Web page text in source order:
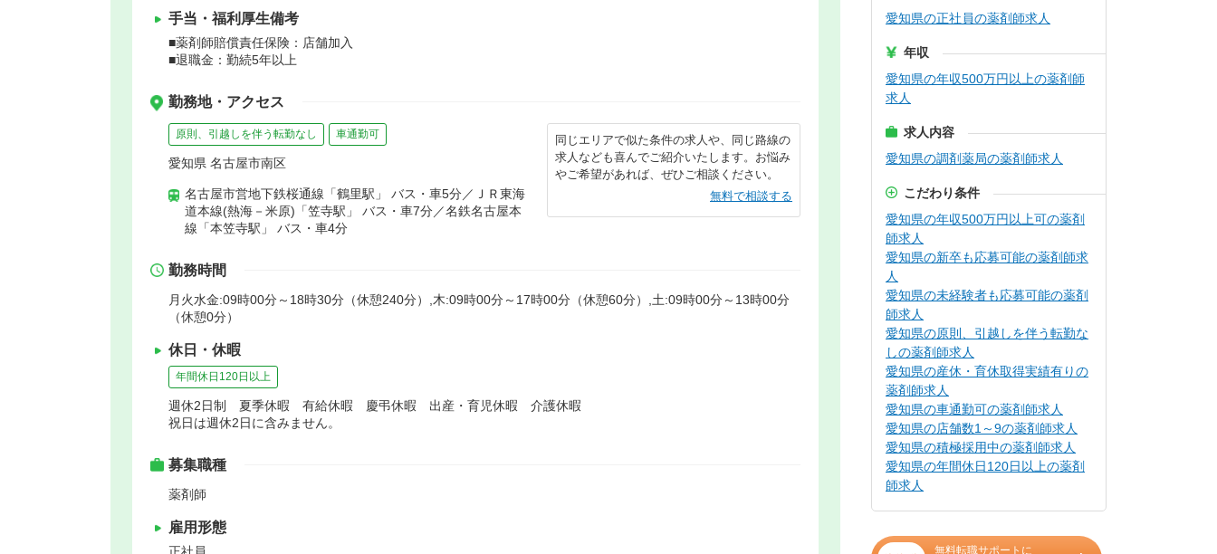
手当・福利厚生備考
■薬剤師賠償責任保険：店舗加入
■退職金：勤続5年以上
勤務地・アクセス
原則、引越しを伴う転勤なし 車通勤可
愛知県 名古屋市南区
名古屋市営地下鉄桜通線「鶴里駅」 バス・車5分／ＪＲ東海
道本線(熱海－米原)「笠寺駅」 バス・車7分／名鉄名古屋本
線「本笠寺駅」 バス・車4分
同じエリアで似た条件の求人や、同じ路線の
求人なども喜んでご紹介いたします。お悩み
やご希望があれば、ぜひご相談ください。
無料で相談する
勤務時間
月火水金:09時00分～18時30分（休憩240分）,木:09時00分～17時00分（休憩60分）,土:09時00分～13時00分
（休憩0分）
休日・休暇
年間休日120日以上
週休2日制 夏季休暇 有給休暇 慶弔休暇 出産・育児休暇 介護休暇
祝日は週休2日に含みません。
募集職種
薬剤師
雇用形態
正社員
愛知県の正社員の薬剤師求人
年収
愛知県の年収500万円以上の薬剤師
求人
求人内容
愛知県の調剤薬局の薬剤師求人
こだわり条件
愛知県の年収500万円以上可の薬剤
師求人
愛知県の新卒も応募可能の薬剤師求
人
愛知県の未経験者も応募可能の薬剤
師求人
愛知県の原則、引越しを伴う転勤な
しの薬剤師求人
愛知県の産休・育休取得実績有りの
薬剤師求人
愛知県の車通勤可の薬剤師求人
愛知県の店舗数1～9の薬剤師求人
愛知県の積極採用中の薬剤師求人
愛知県の年間休日120日以上の薬剤
師求人
無料転職サポートに